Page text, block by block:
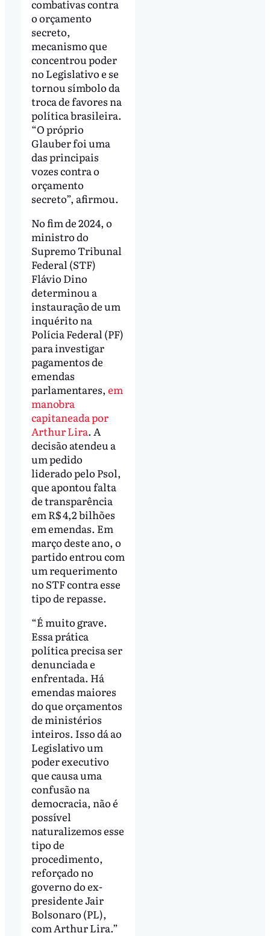
combativas contra
o orçamento
secreto,
mecanismo que
concentrou poder
no Legislativo e se
tornou símbolo da
troca de favores na
política brasileira.
“O próprio
Glauber foi uma
das principais
vozes contra o
orçamento
secreto”, afirmou.
No fim de 2024, o
ministro do
Supremo Tribunal
Federal (STF)
Flávio Dino
determinou a
instauração de um
inquérito na
Polícia Federal (PF)
para investigar
pagamentos de
emendas
parlamentares, em
manobra
capitaneada por
Arthur Lira. A
decisão atendeu a
um pedido
liderado pelo Psol,
que apontou falta
de transparência
em R$ 4,2 bilhões
em emendas. Em
março deste ano, o
partido entrou com
um requerimento
no STF contra esse
tipo de repasse.
“É muito grave.
Essa prática
política precisa ser
denunciada e
enfrentada. Há
emendas maiores
do que orçamentos
de ministérios
inteiros. Isso dá ao
Legislativo um
poder executivo
que causa uma
confusão na
democracia, não é
possível
naturalizemos esse
tipo de
procedimento,
reforçado no
governo do ex-
presidente Jair
Bolsonaro (PL),
com Arthur Lira.”